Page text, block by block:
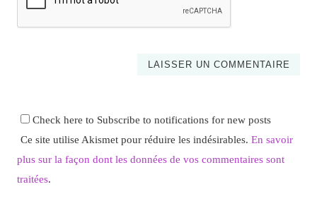
Check here to Subscribe to notifications for new posts
Ce site utilise Akismet pour réduire les indésirables. En savoir
plus sur la façon dont les données de vos commentaires sont
traitées.